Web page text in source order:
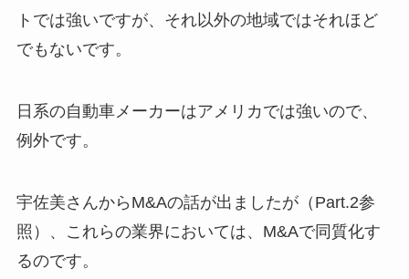
トでは強いですが、それ以外の地域ではそれほど
でもないです。
日系の自動車メーカーはアメリカでは強いので、
例外です。
宇佐美さんからM&Aの話が出ましたが（Part.2参
照）、これらの業界においては、M&Aで同質化す
るのです。